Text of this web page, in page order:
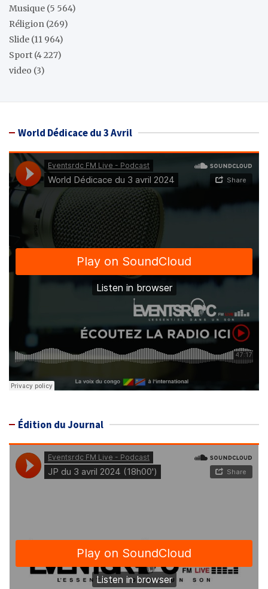
Musique (5 564)
Réligion (269)
Slide (11 964)
Sport (4 227)
video (3)
World Dédicace du 3 Avril
Édition du Journal